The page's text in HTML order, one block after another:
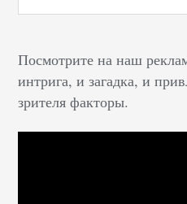
Посмотрите на наш
интрига, и загадка, и
зрителя факторы.